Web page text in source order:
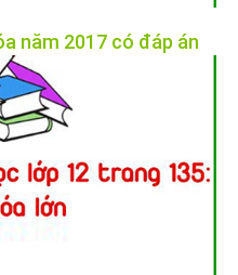
năm 2017 có đáp án